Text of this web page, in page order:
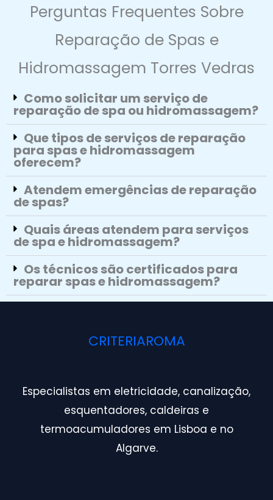
Perguntas Frequentes Sobre
Reparação de Spas e
Hidromassagem Torres Vedras
Como solicitar um serviço de
reparação de spa ou hidromassagem?
Que tipos de serviços de reparação
para spas e hidromassagem
oferecem?
Atendem emergências de reparação
de spas?
Quais áreas atendem para serviços
de spa e hidromassagem?
Os técnicos são certificados para
reparar spas e hidromassagem?
CRITERIAROMA
Especialistas em eletricidade, canalização,
esquentadores, caldeiras e
termoacumuladores em Lisboa e no
Algarve.